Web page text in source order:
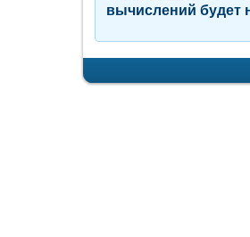
вычислений будет